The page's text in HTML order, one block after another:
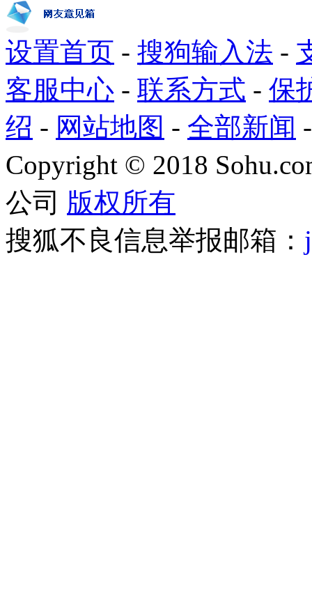
设置首页 - 搜狗输入法 -
客服中心 - 联系方式 - 保
绍 - 网站地图 - 全部新闻
Copyright © 2018
公司 版权所有
搜狐不良信息举报邮箱：